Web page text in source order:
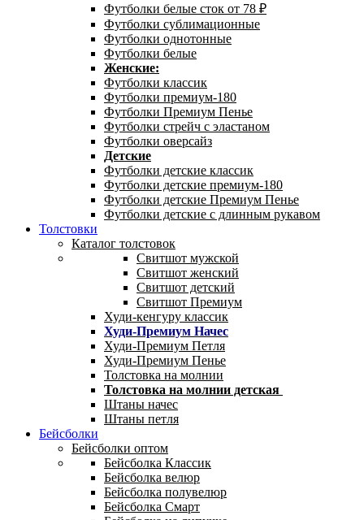
Футболки белые сток от 78 ₽
Футболки сублимационные
Футболки однотонные
Футболки белые
Женские:
Футболки классик
Футболки премиум-180
Футболки Премиум Пенье
Футболки стрейч с эластаном
Футболки оверсайз
Детские
Футболки детские классик
Футболки детские премиум-180
Футболки детские Премиум Пенье
Футболки детские с длинным рукавом
Толстовки
Каталог толстовок
Свитшот мужской
Свитшот женский
Свитшот детский
Свитшот Премиум
Худи-кенгуру классик
Худи-Премиум Начес
Худи-Премиум Петля
Худи-Премиум Пенье
Толстовка на молнии
Толстовка на молнии детская
Штаны начес
Штаны петля
Бейсболки
Бейсболки оптом
Бейсболка Классик
Бейсболка велюр
Бейсболка полувелюр
Бейсболка Смарт